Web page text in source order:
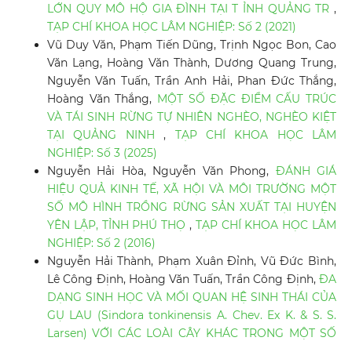
LỚN QUY MÔ HỘ GIA ĐÌNH TẠI T ỈNH QUẢNG TR,
TẠP CHÍ KHOA HỌC LÂM NGHIỆP: Số 2 (2021)
Vũ Duy Văn, Phạm Tiến Dũng, Trịnh Ngọc Bon, Cao
Văn Lạng, Hoàng Văn Thành, Dương Quang Trung,
Nguyễn Văn Tuấn, Trần Anh Hải, Phan Đức Thắng,
Hoàng Văn Thắng, MỘT SỐ ĐẶC ĐIỂM CẤU TRÚC
VÀ TÁI SINH RỪNG TỰ NHIÊN NGHÈO, NGHÈO KIỆT
TẠI QUẢNG NINH, TẠP CHÍ KHOA HỌC LÂM
NGHIỆP: Số 3 (2025)
Nguyễn Hải Hòa, Nguyễn Văn Phong, ĐÁNH GIÁ
HIỆU QUẢ KINH TẾ, XÃ HỘI VÀ MÔI TRƯỜNG MỘT
SỐ MÔ HÌNH TRỒNG RỪNG SẢN XUẤT TẠI HUYỆN
YÊN LẬP, TỈNH PHÚ THỌ , TẠP CHÍ KHOA HỌC LÂM
NGHIỆP: Số 2 (2016)
Nguyễn Hải Thành, Phạm Xuân Đỉnh, Vũ Đức Bình,
Lê Công Định, Hoàng Văn Tuấn, Trần Công Định,ĐA
DẠNG SINH HỌC VÀ MỐI QUAN HỆ SINH THÁI CỦA
GỤ LAU (Sindora tonkinensis A. Chev. Ex K. & S. S.
Larsen) VỚI CÁC LOÀI CÂY KHÁC TRONG MỘT SỐ